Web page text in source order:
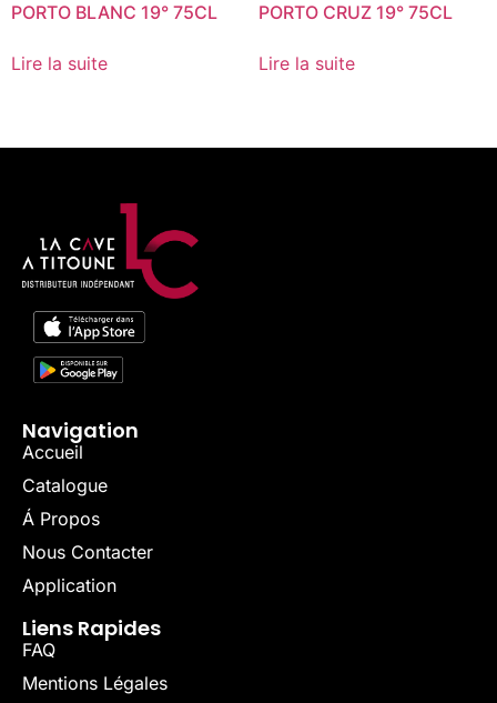
PORTO BLANC 19° 75CL
Lire la suite
PORTO CRUZ 19° 75CL
Lire la suite
Navigation
Accueil
Catalogue
Á Propos
Nous Contacter
Application
Liens Rapides
FAQ
Mentions Légales